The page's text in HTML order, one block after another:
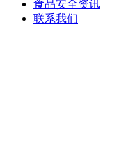
食品安全资讯
联系我们